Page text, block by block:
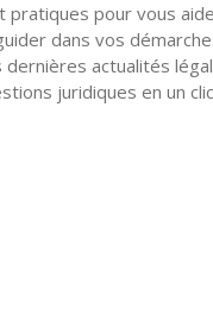
pratiques pour vous
dans vos
dernières actualités
juridiques en un